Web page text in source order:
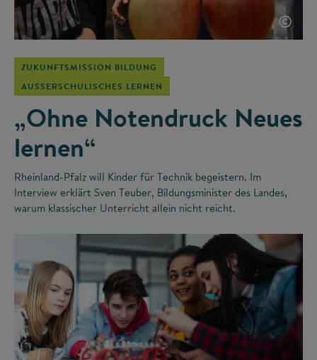
©
ZUKUNFTSMISSION BILDUNG
AUSSERSCHULISCHES LERNEN
„Ohne Notendruck Neues
lernen“
Rheinland-Pfalz will Kinder für Technik begeistern. Im
Interview erklärt Sven Teuber, Bildungsminister des Landes,
warum klassischer Unterricht allein nicht reicht.